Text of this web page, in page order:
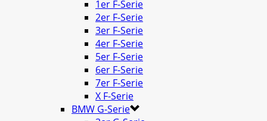
1er F-Serie
2er F-Serie
3er F-Serie
4er F-Serie
5er F-Serie
6er F-Serie
7er F-Serie
X F-Serie
BMW G-Serie